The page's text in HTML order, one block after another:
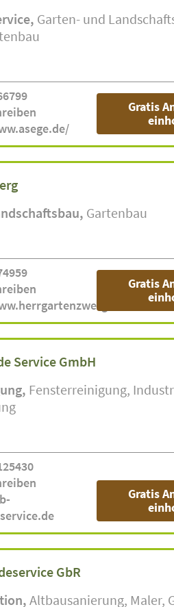
Garten- und
Gratis
Gartenbau
Gratis
Service GmbH
Fensterreinigung
Gratis
GbR
Altbausanierung Maler